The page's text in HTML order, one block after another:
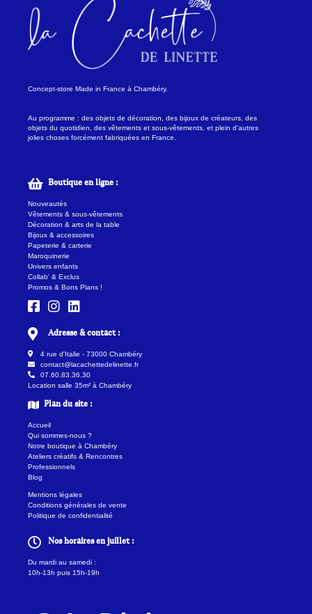
Concept-store Made in France à Chambéry.
Au programme : des objets de décoration, des bijoux de créateurs, des
objets du quotidien, des vêtements et sous-vêtements, et plein d’autres
jolies choses forcément fabriquées en France.
Boutique en ligne :
Nouveautés
Vêtements & sous-vêtements
Décoration & arts de la table
Bijoux & accessoires
Papeterie & carterie
Maroquinerie
Univers enfants
Collab' & Exclus
Promos & Bons Plans !
Adresse & contact :
4 rue d'Italie - 73000 Chambéry
contact@lacachettedelinette.fr
07.60.83.36.30
Location salle 35m² à Chambéry
Plan du site :
Accueil
Qui sommes-nous ?
Notre boutique à Chambéry
Ateliers créatifs & Rencontres
Professionnels
Blog
Mentions légales
Conditions générales de vente
Politique de confidentialité
Nos horaires en juillet :
Du mardi au samedi :
10h-13h puis 15h-19h